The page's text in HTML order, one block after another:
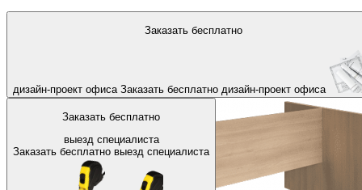
Заказать бесплатно
дизайн-проект офиса Заказать бесплатно дизайн-проект офиса
Заказать бесплатно
выезд специалиста
Заказать бесплатно выезд специалиста